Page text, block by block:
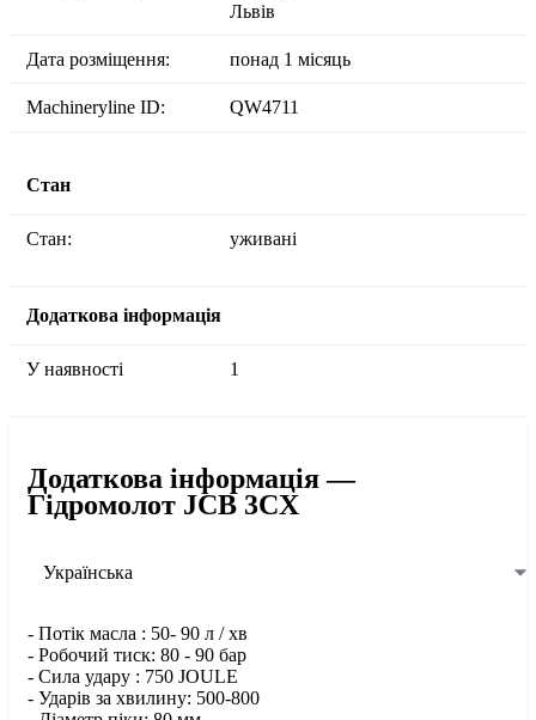
Львів
Дата розміщення: понад 1 місяць
Machineryline ID: QW4711
Стан
Стан: уживані
Додаткова інформація
У наявності 1
Додаткова інформація —
Гідромолот JCB 3CX
Українська
- Потік масла : 50- 90 л / хв
- Робочий тиск: 80 - 90 бар
- Сила удару : 750 JOULE
- Ударів за хвилину: 500-800